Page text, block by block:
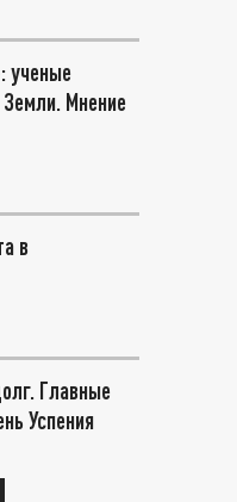
ученые
Мнение
в
Главные
Успения